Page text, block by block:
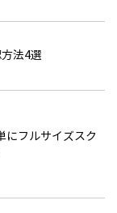
法4選
フルサイズスク